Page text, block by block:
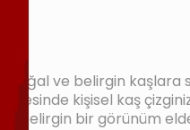
ve belirgin kaşlara
kişisel kaş
belirgin bir görünüm